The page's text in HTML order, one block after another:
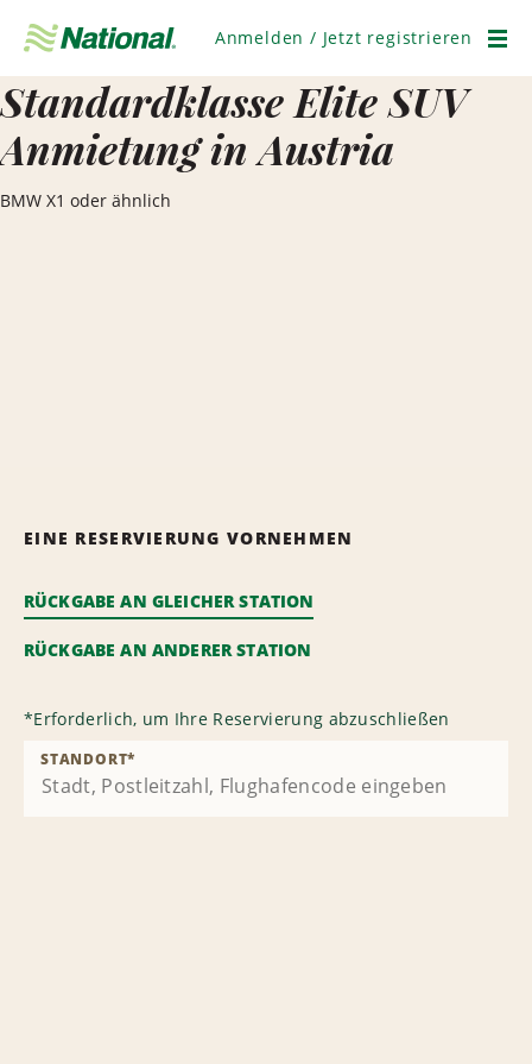
überspringen
Anmelden / Jetzt registrieren
Standardklasse Elite SUV
Anmietung in Austria
BMW X1 oder ähnlich
EINE RESERVIERUNG VORNEHMEN
RÜCKGABE AN GLEICHER STATION
RÜCKGABE AN ANDERER STATION
*Erforderlich, um Ihre Reservierung abzuschließen
STANDORT*